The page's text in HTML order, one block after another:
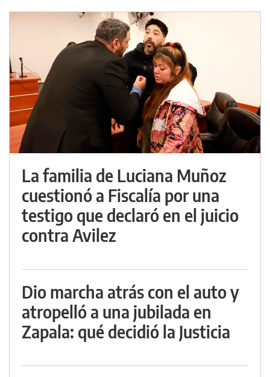
La familia de Luciana Muñoz
cuestionó a Fiscalía por una
testigo que declaró en el juicio
contra Avilez
Dio marcha atrás con el auto y
atropelló a una jubilada en
Zapala: qué decidió la Justicia